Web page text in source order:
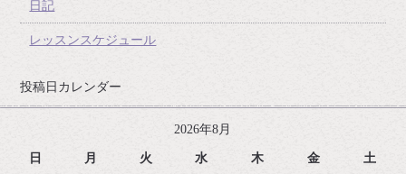
日記
レッスンスケジュール
投稿日カレンダー
2026年8月
日 月 火 水 木 金 土